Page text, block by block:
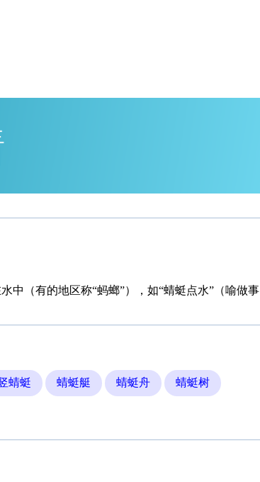
中（有的地区称“蚂螂”），如“蜻蜓点水”（喻做事
蜻蜓 蜻蜓艇 蜻蜓舟 蜻蜓树